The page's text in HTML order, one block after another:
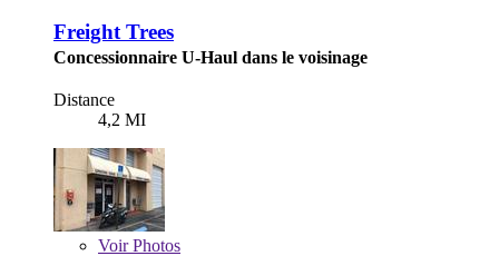
Freight Trees
Concessionnaire U-Haul dans le voisinage
Distance
4,2 MI
VoirPhotos